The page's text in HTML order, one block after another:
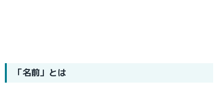
「名前」とは